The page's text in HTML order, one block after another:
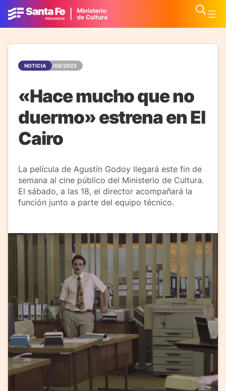
NOTICIA 29/09/2023
«Hace mucho que no
duermo» estrena en El
Cairo
La película de Agustín Godoy llegará este fin de
semana al cine público del Ministerio de Cultura.
El sábado, a las 18, el director acompañará la
función junto a parte del equipo técnico.